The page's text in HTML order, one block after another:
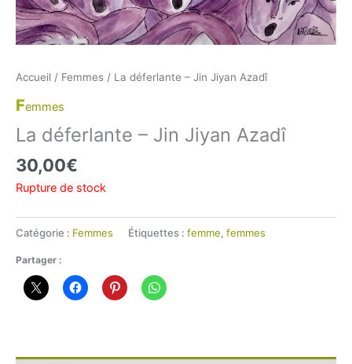
Accueil / Femmes / La déferlante – Jin Jiyan Azadî
Femmes
La déferlante – Jin Jiyan Azadî
30,00€
Rupture de stock
Catégorie : Femmes Étiquettes : femme, femmes
Partager :